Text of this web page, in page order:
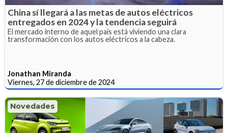
China sí llegará a las metas de autos eléctricos
entregados en 2024 y la tendencia seguirá
El mercado interno de aquel país está viviendo una clara
transformación con los autos eléctricos a la cabeza.
Jonathan Miranda
Viernes, 27 de diciembre de 2024
Novedades